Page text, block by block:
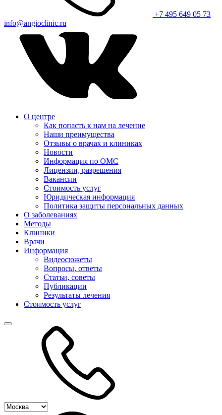
+7 495 649 05 73
info@angioclinic.ru
О центре
Как попасть к нам на лечение
Наши преимущества
Отзывы о врачах и клиниках
Новости
Информация по ОМС
Лицензии, разрешения
Вакансии
Стоимость услуг
Юридическая информация
Политика защиты персональных данных
О заболеваниях
Методы
Клиники
Врачи
Информация
Видеосюжеты
Вопросы, ответы
Статьи, советы
Публикации
Результаты лечения
Стоимость услуг